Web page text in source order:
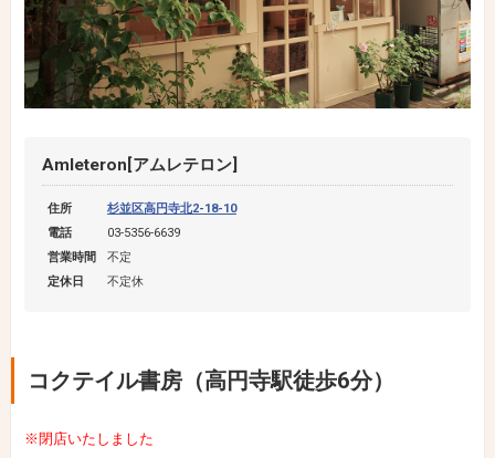
Amleteron[アムレテロン]
住所
杉並区高円寺北2-18-10
電話
03-5356-6639
営業時間
不定
定休日
不定休
コクテイル書房（高円寺駅徒歩6分）
※閉店いたしました